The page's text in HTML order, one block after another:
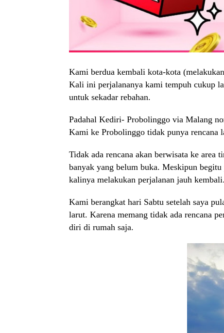
Kami berdua kembali kota-kota
Kali ini perjalananya kami tempuh cukup
untuk sekadar rebahan.
Padahal Kediri- Probolinggo via Malang
Kami ke Probolinggo tidak punya rencana
Tidak ada rencana akan berwisata ke area
banyak yang belum buka. Meskipun
kalinya melakukan perjalanan jauh kembali.
Kami berangkat hari Sabtu setelah saya
larut. Karena memang tidak ada rencana
diri di rumah saja.